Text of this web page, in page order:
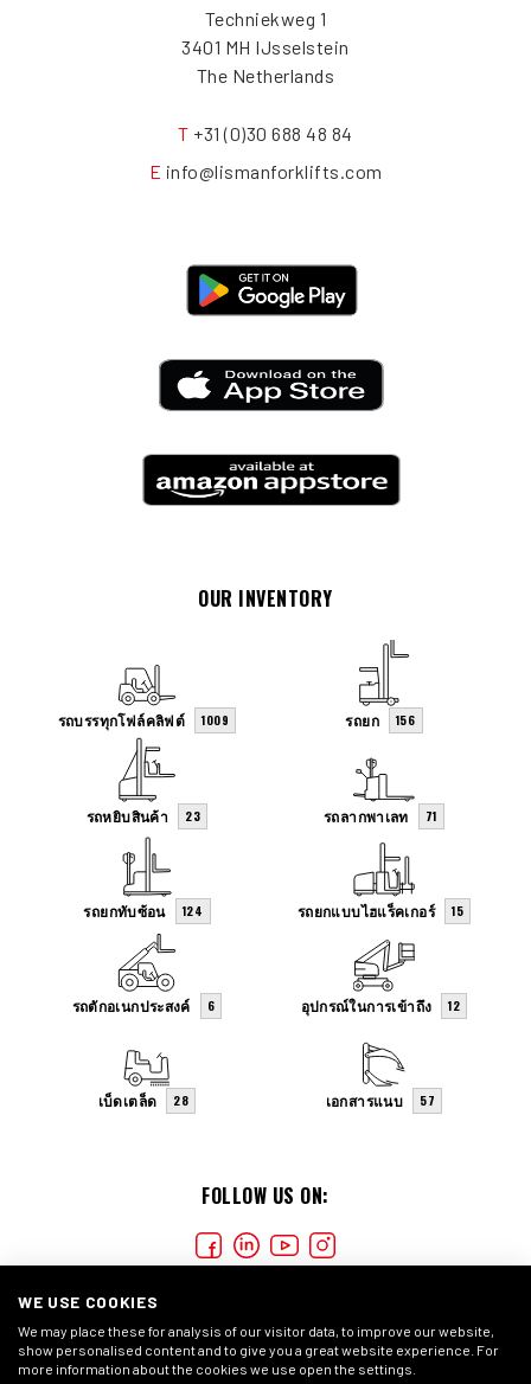
Techniekweg 1
3401 MH IJsselstein
The Netherlands
T +31 (0)30 688 48 84
E info@lismanforklifts.com
FOLLOW US ON:
OUR INVENTORY
รถบรรทุกโฟล์คลิฟต์ 1009 รถยก 156
รถหยิบสินค้า 23 รถลากพาเลท 71
รถยกทับซ้อน 124 รถยกแบบไฮแร็คเกอร์ 15
รถตักอเนกประสงค์ 6 อุปกรณ์ในการเข้าถึง 12
เบ็ดเตล็ด 28 เอกสารแนบ 57
WE USE COOKIES
We may place these for analysis of our visitor data, to improve our website,
show personalised content and to give you a great website experience. For
more information about the cookies we use open the settings.